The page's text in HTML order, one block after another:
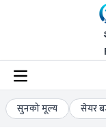
सुनको मूल्य सेयर